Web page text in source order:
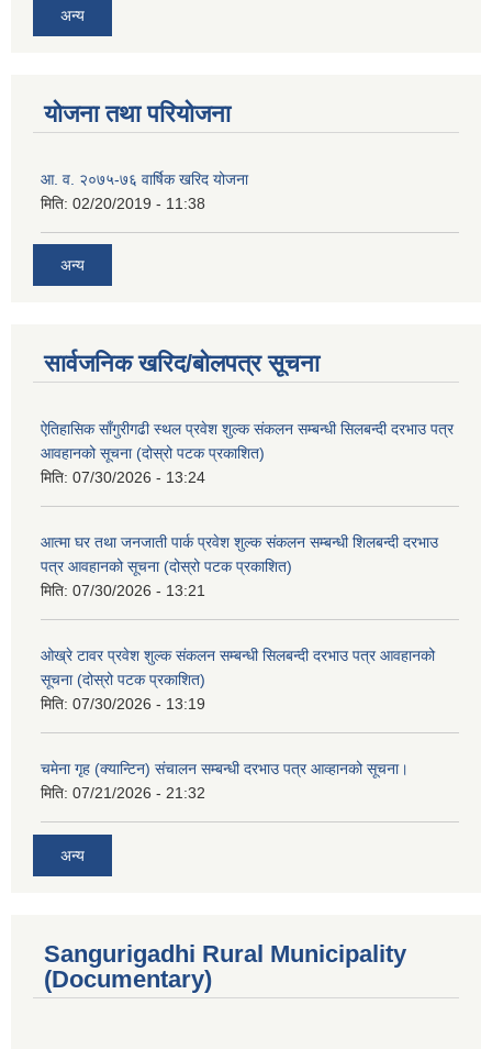
अन्य
योजना तथा परियोजना
आ. व. २०७५-७६ वार्षिक खरिद योजना
मिति: 02/20/2019 - 11:38
अन्य
सार्वजनिक खरिद/बोलपत्र सूचना
ऐतिहासिक साँगुरीगढी स्थल प्रवेश शुल्क संकलन सम्बन्धी सिलबन्दी दरभाउ पत्र
आवहानको सूचना (दोस्रो पटक प्रकाशित)
मिति: 07/30/2026 - 13:24
आत्मा घर तथा जनजाती पार्क प्रवेश शुल्क संकलन सम्बन्धी शिलबन्दी दरभाउ
पत्र आवहानको सूचना (दोस्रो पटक प्रकाशित)
मिति: 07/30/2026 - 13:21
ओख्रे टावर प्रवेश शुल्क संकलन सम्बन्धी सिलबन्दी दरभाउ पत्र आवहानको
सूचना (दोस्रो पटक प्रकाशित)
मिति: 07/30/2026 - 13:19
चमेना गृह (क्यान्टिन) संचालन सम्बन्धी दरभाउ पत्र आव्हानको सूचना।
मिति: 07/21/2026 - 21:32
अन्य
Sangurigadhi Rural Municipality
(Documentary)